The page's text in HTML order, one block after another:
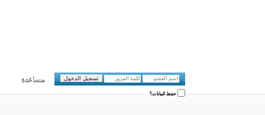
مساعدة
حفظ البيانات؟